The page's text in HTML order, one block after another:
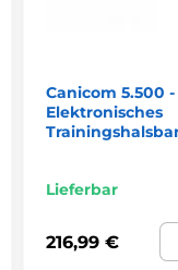
bis 300 Meter
Canicom 5.500
Elektronisches
Lieferbar
216,99 €